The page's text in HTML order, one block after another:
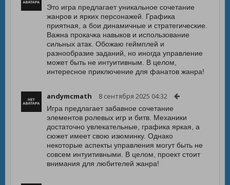
Это игра предлагает уникальное сочетание
жанров и ярких персонажей. Графика
приятная, а бои динамичные и стратегические.
Важна прокачка навыков и использование
сильных атак. Обожаю геймплей и
разнообразие заданий, но иногда управление
может быть не интуитивным. В целом,
интересное приключение для фанатов жанра!
andymcmath 8 сентября 2025 04:32
Игра предлагает забавное сочетание
элементов ролевых игр и битв. Механики
достаточно увлекательные, графика яркая, а
сюжет имеет свою изюминку. Однако
некоторые аспекты управления могут быть не
совсем интуитивными. В целом, проект стоит
внимания для любителей жанра!